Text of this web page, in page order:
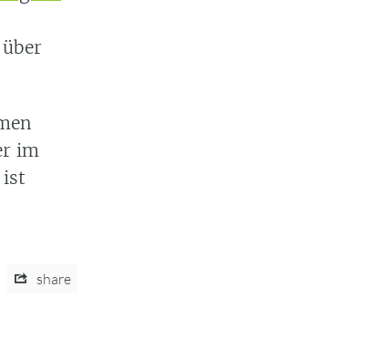
über
im
ist
share